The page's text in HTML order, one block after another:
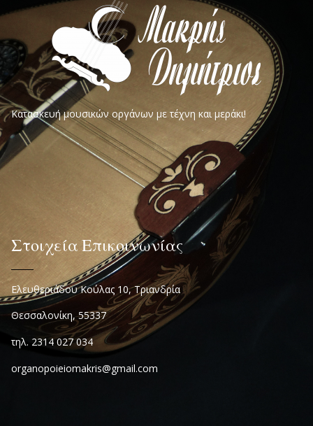
Κατασκευή μουσικών οργάνων με τέχνη και μεράκι!
Στοιχεία Επικοινωνίας
Ελευθεριάδου Κούλας 10, Τριανδρία
Θεσσαλονίκη, 55337
τηλ. 2314 027 034
organopoieiomakris@gmail.com